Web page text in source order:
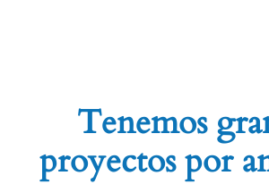
Tenemos
proyectos por